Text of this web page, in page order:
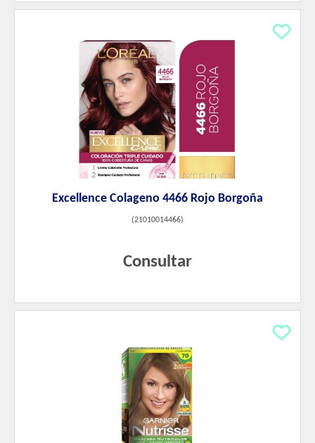
Excellence Colageno 4466 Rojo Borgoña
(21010014466)
Consultar